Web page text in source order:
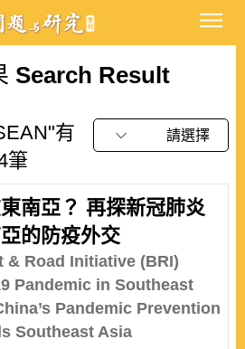
Search Result
有
筆
請選擇
東南亞？ 再探新冠肺炎
的防疫外交
& Road Initiative (BRI)
Pandemic in Southeast
Pandemic Prevention
Southeast Asia